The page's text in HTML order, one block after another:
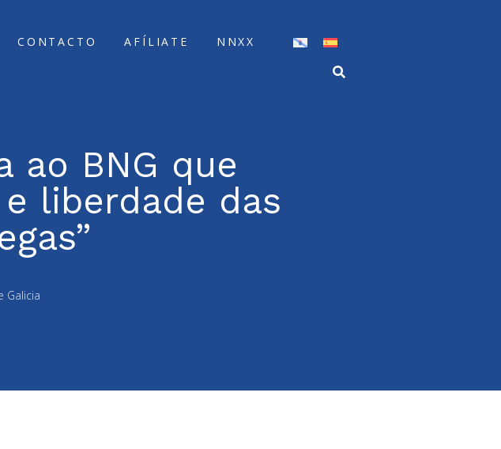
CONTACTO AFÍLIATE NNXX
ao BNG que
liberdade das
Galicia